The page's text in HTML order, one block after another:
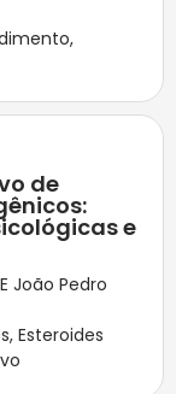
,
de
e
João Pedro
, Esteroides